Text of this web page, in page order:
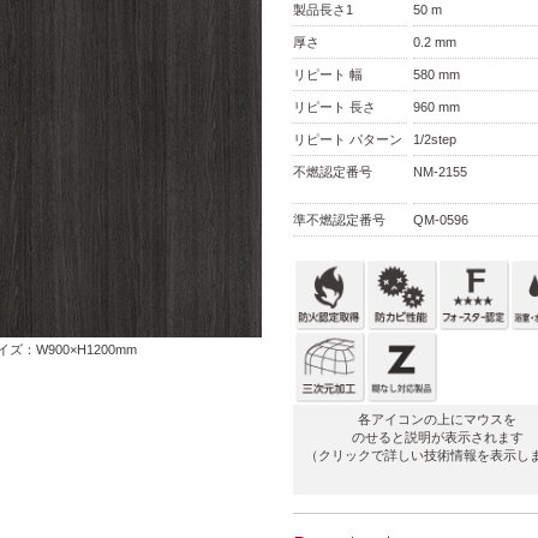
製品長さ1 50 m
厚さ 0.2 mm
リピート 幅 580 mm
リピート 長さ 960 mm
リピート パターン 1/2step
不燃認定番号 NM-2155
準不燃認定番号 QM-0596
各アイコンの上にマウスを
のせると説明が表示されます
（クリックで詳しい技術情報を表示し
ズ：W900×H1200mm